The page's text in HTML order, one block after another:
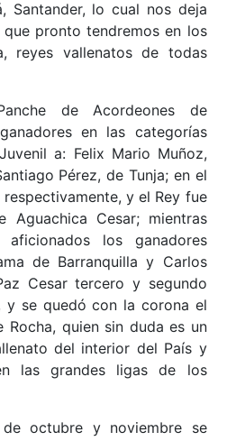
Santander, lo cual nos deja
pronto tendremos en los
reyes vallenatos de todas
de Acordeones de
en las categorías
a: Felix Mario Muñoz,
Pérez, de Tunja; en el
y el Rey fue
Aguachica Cesar; mientras
los ganadores
de Barranquilla y Carlos
Cesar tercero y segundo
y se quedó con la corona el
Rocha, quien sin duda es un
del interior del País y
las grandes ligas de los
octubre y noviembre se